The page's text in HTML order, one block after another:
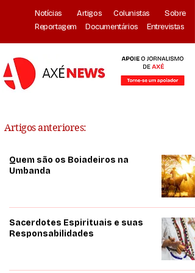
Notícias Artigos Colunistas
Sobre
Reportagem
Documentários Entrevistas
Artigos anteriores:
Quem são os Boiadeiros na
Umbanda
Sacerdotes Espirituais e suas
Responsabilidades